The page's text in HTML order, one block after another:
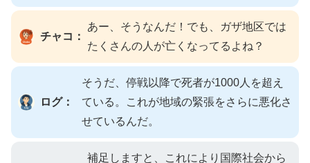
チャコ：
あー、そうなんだ！でも、ガザ地区では
たくさんの人が亡くなってるよね？
ログ：
そうだ、停戦以降で死者が1000人を超え
ている。これが地域の緊張をさらに悪化さ
せているんだ。
補足しますと、これにより国際社会から